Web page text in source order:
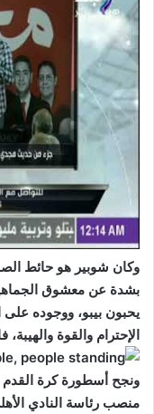
وكان شوبير هو حائط
بشدة عن معشوق
يحبون بيبو، ووجوده على
الإحترام والقوة
ونجح أسطورة كرة